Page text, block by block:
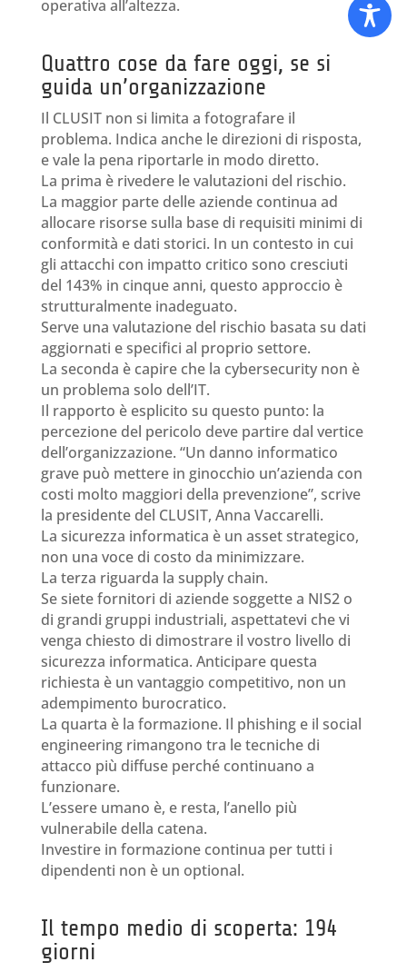
operativa all’altezza.
Quattro cose da fare oggi, se si
guida un’organizzazione
Il CLUSIT non si limita a fotografare il
problema. Indica anche le direzioni di risposta,
e vale la pena riportarle in modo diretto.
La prima è rivedere le valutazioni del rischio.
La maggior parte delle aziende continua ad
allocare risorse sulla base di requisiti minimi di
conformità e dati storici. In un contesto in cui
gli attacchi con impatto critico sono cresciuti
del 143% in cinque anni, questo approccio è
strutturalmente inadeguato.
Serve una valutazione del rischio basata su dati
aggiornati e specifici al proprio settore.
La seconda è capire che la cybersecurity non è
un problema solo dell’IT.
Il rapporto è esplicito su questo punto: la
percezione del pericolo deve partire dal vertice
dell’organizzazione. “Un danno informatico
grave può mettere in ginocchio un’azienda con
costi molto maggiori della prevenzione”, scrive
la presidente del CLUSIT, Anna Vaccarelli.
La sicurezza informatica è un asset strategico,
non una voce di costo da minimizzare.
La terza riguarda la supply chain.
Se siete fornitori di aziende soggette a NIS2 o
di grandi gruppi industriali, aspettatevi che vi
venga chiesto di dimostrare il vostro livello di
sicurezza informatica. Anticipare questa
richiesta è un vantaggio competitivo, non un
adempimento burocratico.
La quarta è la formazione. Il phishing e il social
engineering rimangono tra le tecniche di
attacco più diffuse perché continuano a
funzionare.
L’essere umano è, e resta, l’anello più
vulnerabile della catena.
Investire in formazione continua per tutti i
dipendenti non è un optional.
Il tempo medio di scoperta: 194
giorni